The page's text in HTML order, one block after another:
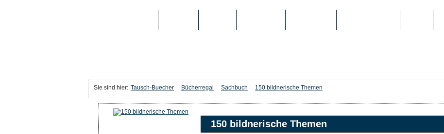
Sie sind hier: Tausch-Buecher Bücherregal Sachbuch 150 bildnerische Themen
150 bildnerische Themen